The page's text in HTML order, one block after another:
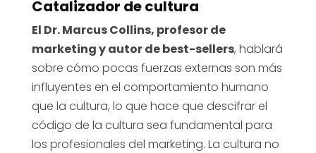
Catalizador de cultura
El Dr. Marcus Collins, profesor de
marketing y autor de best-sellers, hablará
sobre cómo pocas fuerzas externas son más
influyentes en el comportamiento humano
que la cultura, lo que hace que descifrar el
código de la cultura sea fundamental para
los profesionales del marketing. La cultura no